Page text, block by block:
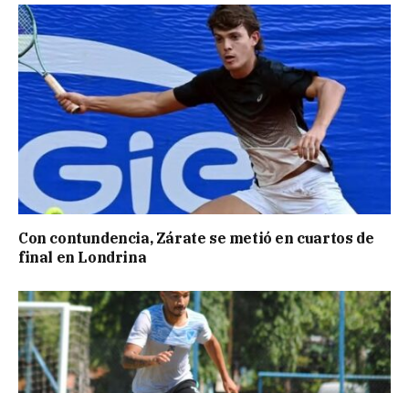
Con contundencia, Zárate se metió en cuartos de
final en Londrina